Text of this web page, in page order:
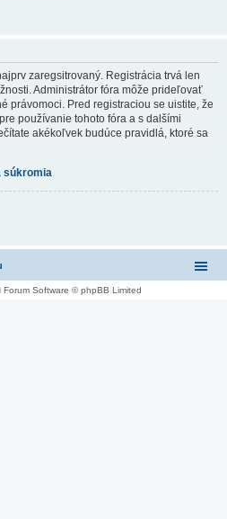
zaregsitrovaný. Registrácia trvá len
Administrátor fóra môže prideľovať
právomoci. Pred registraciou se uistite, že
používanie tohoto fóra a s dalšími
akékoľvek budúce pravidlá, ktoré sa
súkromia
Forum Software © phpBB Limited